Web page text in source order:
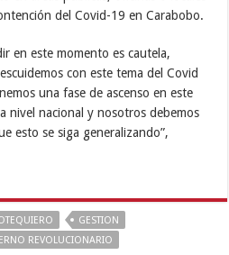
del Covid-19 en Carabobo.
en este momento es cautela,
con este tema del Covid
una fase de ascenso en este
nivel nacional y nosotros debemos
esto se siga generalizando”,
GESTION
REVOLUCIONARIO